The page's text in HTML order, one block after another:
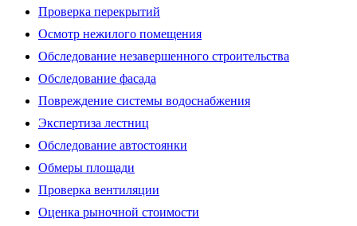
Проверка перекрытий
Осмотр нежилого помещения
Обследование незавершенного строительства
Обследование фасада
Повреждение системы водоснабжения
Экспертиза лестниц
Обследование автостоянки
Обмеры площади
Проверка вентиляции
Оценка рыночной стоимости